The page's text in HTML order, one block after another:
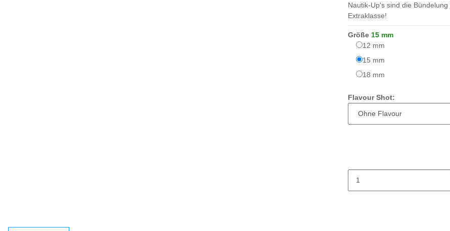
Nautik-Up's sind die
Extraklasse!
Größe 15 mm
12 mm
15 mm
18 mm
Flavour Shot: